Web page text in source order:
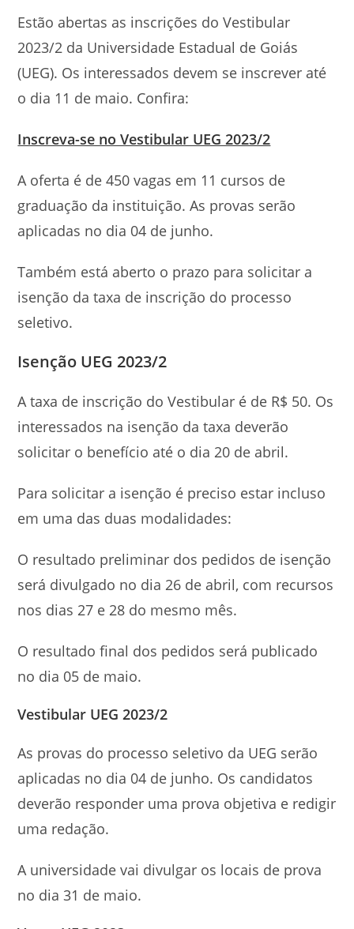
Estão abertas as inscrições do Vestibular
2023/2 da Universidade Estadual de Goiás
(UEG). Os interessados devem se inscrever até
o dia 11 de maio. Confira:
Inscreva-se no Vestibular UEG 2023/2
A oferta é de 450 vagas em 11 cursos de
graduação da instituição. As provas serão
aplicadas no dia 04 de junho.
Também está aberto o prazo para solicitar a
isenção da taxa de inscrição do processo
seletivo.
Isenção UEG 2023/2
A taxa de inscrição do Vestibular é de R$ 50. Os
interessados na isenção da taxa deverão
solicitar o benefício até o dia 20 de abril.
Para solicitar a isenção é preciso estar incluso
em uma das duas modalidades:
O resultado preliminar dos pedidos de isenção
será divulgado no dia 26 de abril, com recursos
nos dias 27 e 28 do mesmo mês.
O resultado final dos pedidos será publicado
no dia 05 de maio.
Vestibular UEG 2023/2
As provas do processo seletivo da UEG serão
aplicadas no dia 04 de junho. Os candidatos
deverão responder uma prova objetiva e redigir
uma redação.
A universidade vai divulgar os locais de prova
no dia 31 de maio.